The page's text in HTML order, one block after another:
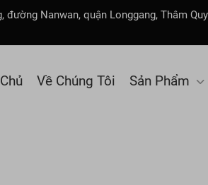
đường Nanwan, quận Longgang, Thâm
Về Chúng Tôi Sản Phẩm